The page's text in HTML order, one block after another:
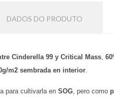
DADOS DO PRODUTO
Cinderella 99 y Critical Mass
m2 sembrada en interior
para cultivarla en SOG , pero como